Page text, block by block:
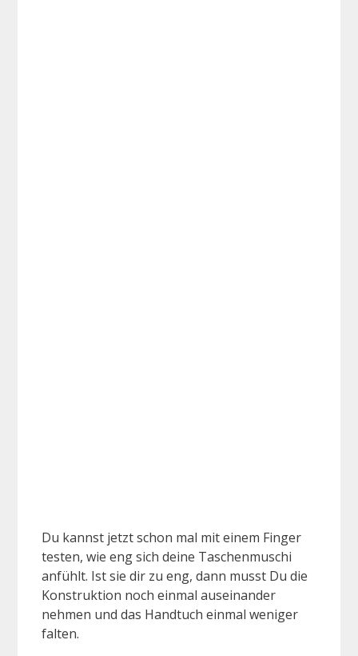
Du kannst jetzt schon mal mit einem Finger
testen, wie eng sich deine Taschenmuschi
anfühlt. Ist sie dir zu eng, dann musst Du die
Konstruktion noch einmal auseinander
nehmen und das Handtuch einmal weniger
falten.